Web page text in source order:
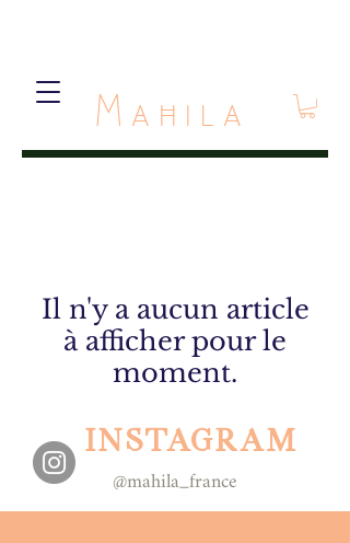
Mahila
Il n'y a aucun article
à afficher pour le
moment.
INSTAGRAM
@mahila_france